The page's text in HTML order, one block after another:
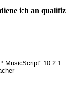
ich an
MusicScript" 10.2.1